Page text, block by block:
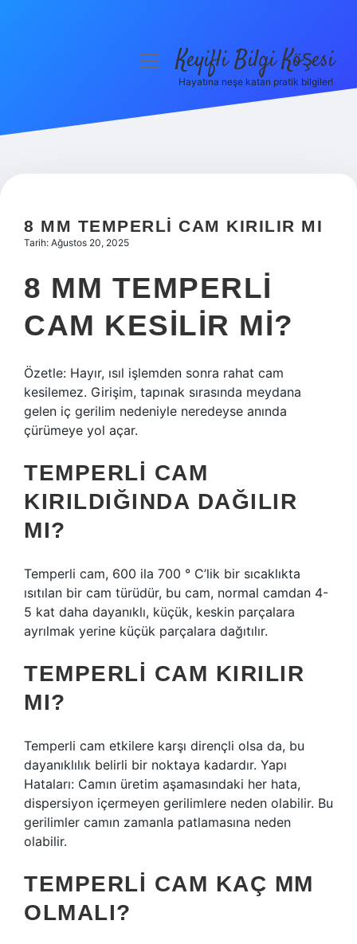
Hakkımızda
menüyüKeyifli Bilgi Köşesi
Hayatına neşe katan pratik bilgiler!
8 MM TEMPERLI CAM KIRILIR MI
Tarih: Ağustos 20, 2025
8 MM TEMPERLI
CAM KESILIR MI?
Özetle: Hayır, ısıl işlemden sonra rahat cam
kesilemez. Girişim, tapınak sırasında meydana
gelen iç gerilim nedeniyle neredeyse anında
çürümeye yol açar.
TEMPERLI CAM
KIRILDIĞINDA DAĞILIR
MI?
Temperli cam, 600 ila 700 ° C’lik bir sıcaklıkta
ısıtılan bir cam türüdür, bu cam, normal camdan 4-
5 kat daha dayanıklı, küçük, keskin parçalara
ayrılmak yerine küçük parçalara dağıtılır.
TEMPERLI CAM KIRILIR
MI?
Temperli cam etkilere karşı dirençli olsa da, bu
dayanıklılık belirli bir noktaya kadardır. Yapı
Hataları: Camın üretim aşamasındaki her hata,
dispersiyon içermeyen gerilimlere neden olabilir. Bu
gerilimler camın zamanla patlamasına neden
olabilir.
TEMPERLI CAM KAÇ MM
OLMALI?